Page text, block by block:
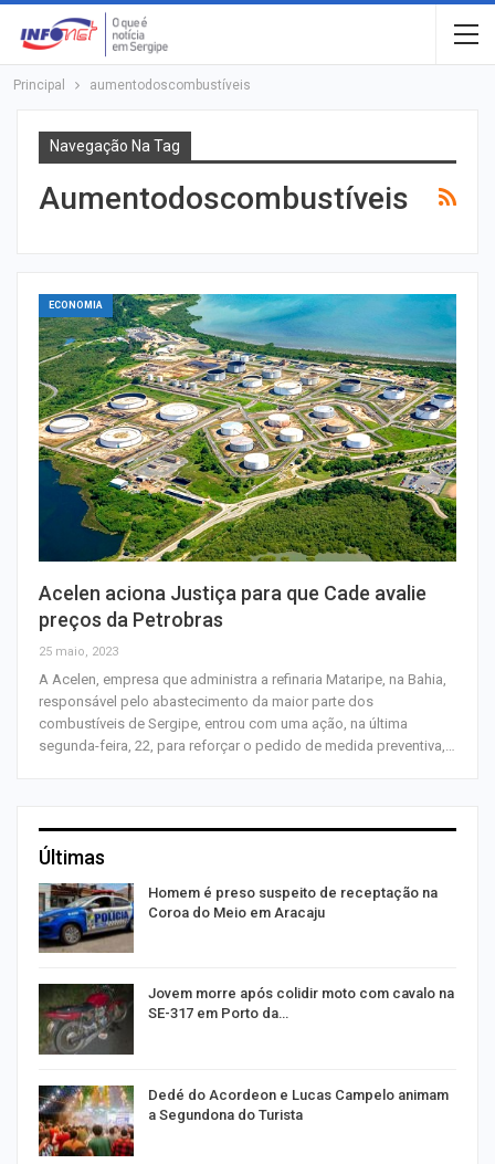
Principal aumentodoscombustíveis
Navegação Na Tag
Aumentodoscombustíveis
ECONOMIA
Acelen aciona Justiça para que Cade avalie
preços da Petrobras
25 maio, 2023
A Acelen, empresa que administra a refinaria Mataripe, na Bahia,
responsável pelo abastecimento da maior parte dos
combustíveis de Sergipe, entrou com uma ação, na última
segunda-feira, 22, para reforçar o pedido de medida preventiva,…
Últimas
Homem é preso suspeito de receptação na
Coroa do Meio em Aracaju
Jovem morre após colidir moto com cavalo na
SE-317 em Porto da…
Dedé do Acordeon e Lucas Campelo animam
a Segundona do Turista